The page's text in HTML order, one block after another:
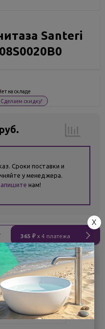
Santeri
на складе
скидку!
Сроки поставки и
у менеджера.
нам!
365 ₽ x 4 платежа
Срок поставки
X